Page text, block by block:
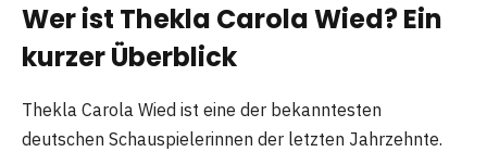
Wer ist Thekla Carola Wied? Ein
kurzer Überblick
Thekla Carola Wied ist eine der bekanntesten
deutschen Schauspielerinnen der letzten Jahrzehnte.